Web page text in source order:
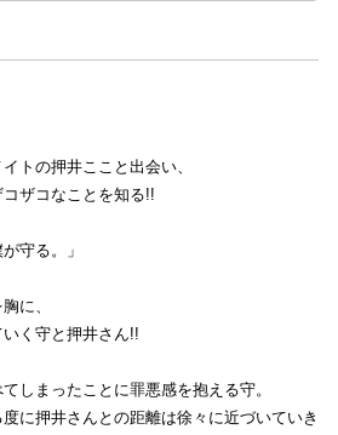
トの押井ここと出会い、
ザコなことを知る!!
守る。」
に、
く守と押井さん!!
しまったことに罪悪感を抱える守。
に押井さんとの距離は徐々に近づいていき